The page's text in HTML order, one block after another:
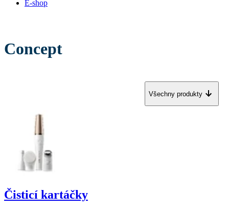
E-shop
Concept
Všechny produkty
Čisticí kartáčky